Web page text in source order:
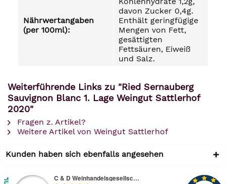
Nährwertangaben
(per 100ml):
davon Zucker 0,4g.
Enthält geringfügige
Mengen von Fett,
gesättigten
Fettsäuren, Eiweiß
und Salz.
Weiterführende Links zu "Ried Sernauberg
Sauvignon Blanc 1. Lage Weingut Sattlerhof
2020"
Fragen z. Artikel?
Weitere Artikel von Weingut Sattlerhof
Kunden haben sich ebenfalls angesehen